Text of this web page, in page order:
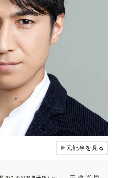
▶元記事を見る